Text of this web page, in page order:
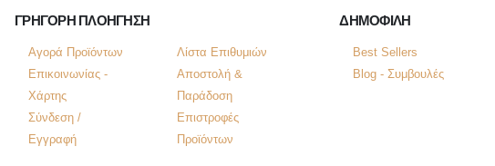
ΓΡΗΓΟΡΗ ΠΛΟΗΓΗΣΗ
Αγορά Προϊόντων
Επικοινωνίας -
Χάρτης
Σύνδεση /
Εγγραφή
Λίστα Επιθυμιών
Αποστολή &
Παράδοση
Επιστροφές
Προϊόντων
ΔΗΜΟΦΙΛΗ
Best Sellers
Blog - Συμβουλές